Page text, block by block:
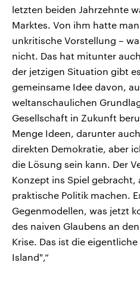
letzten beiden Jahrzehnte
Marktes. Von ihm hatte
unkritische Vorstellung –
nicht. Das hat mitunter
der jetzigen Situation gibt
gemeinsame Idee davon,
weltanschaulichen
Gesellschaft in Zukunft
Menge Ideen, darunter
direkten Demokratie, aber
die Lösung sein kann. Der
Konzept ins Spiel gebracht,
praktische Politik machen.
Gegenmodellen, was jetzt
des naiven Glaubens an
Krise. Das ist die
Island",“